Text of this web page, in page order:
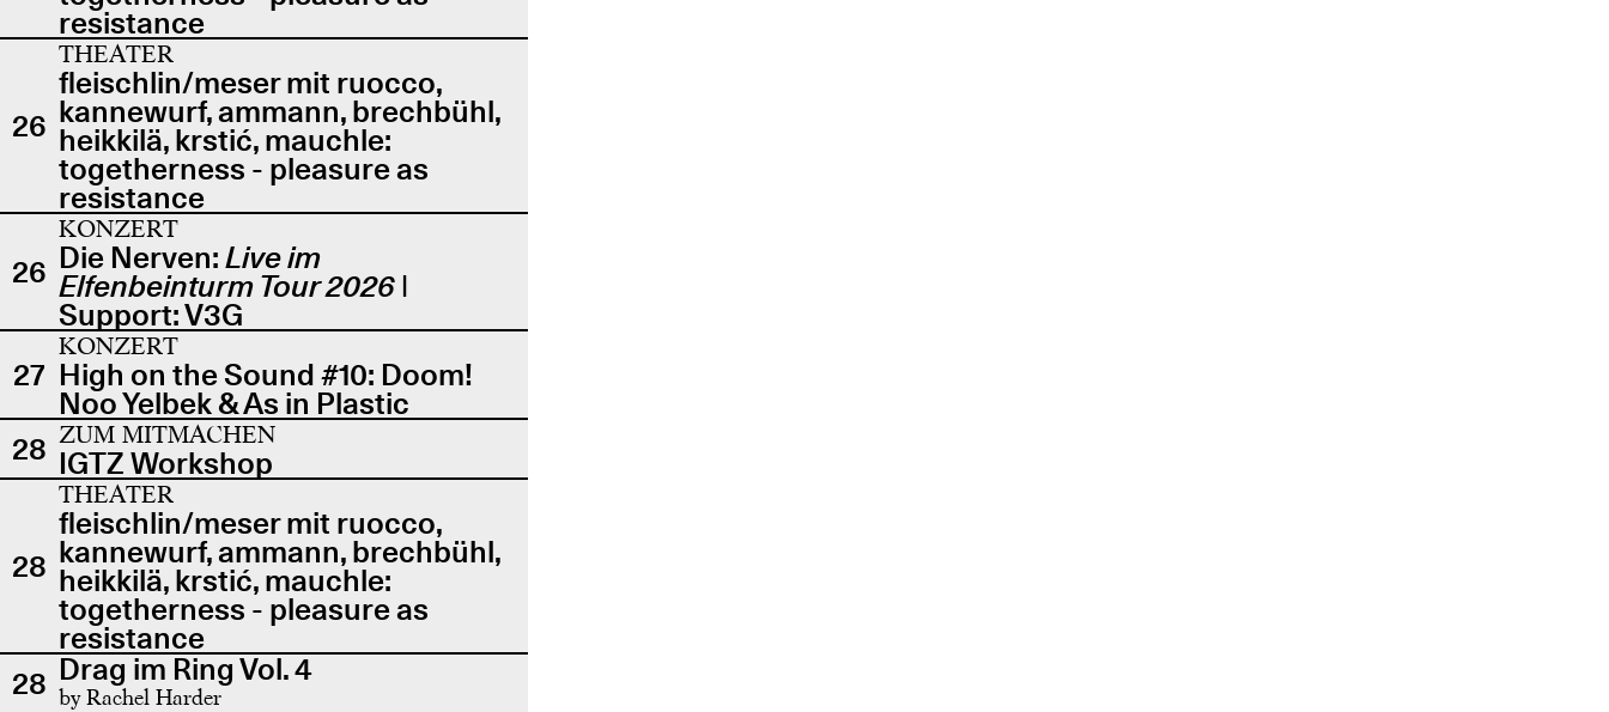
resistance
26
THEATER
fleischlin/meser mit ruocco,
kannewurf, ammann, brechbühl,
heikkilä, krstić, mauchle:
togetherness - pleasure as
resistance
26
KONZERT
Die Nerven:Live im
Elfenbeinturm Tour 2026 |
Support: V3G
27
KONZERT
High on the Sound #10: Doom!
Noo Yelbek & As in Plastic
28 ZUM MITMACHEN
IGTZ Workshop
28
THEATER
fleischlin/meser mit ruocco,
kannewurf, ammann, brechbühl,
heikkilä, krstić, mauchle:
togetherness - pleasure as
resistance
28 Drag im Ring Vol. 4
by Rachel Harder